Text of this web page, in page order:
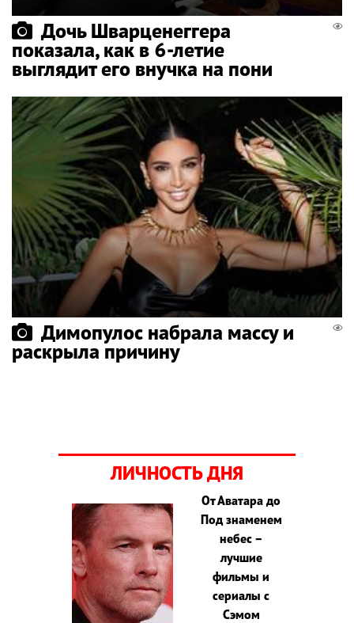
Дочь Шварценеггера
показала, как в 6-летие
выглядит его внучка на пони
Димопулос набрала массу и
раскрыла причину
ЛИЧНОСТЬ ДНЯ
От Аватара до
Под знаменем
небес –
лучшие
фильмы и
сериалы с
Сэмом